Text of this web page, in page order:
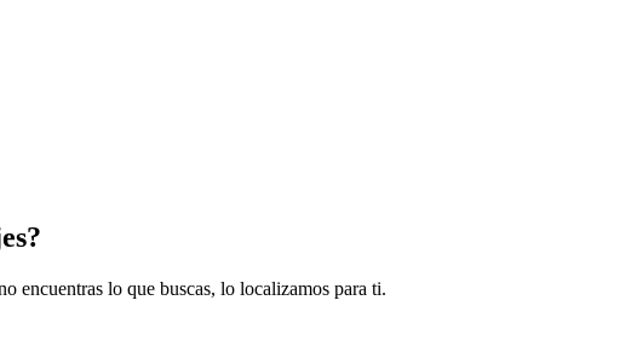
encuentras lo que buscas, lo localizamos para ti.